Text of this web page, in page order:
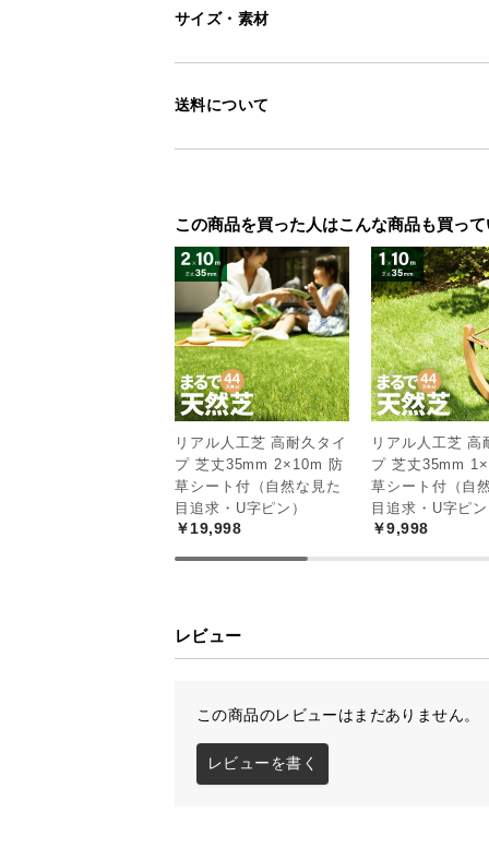
サイズ・素材
送料について
この商品を買った人はこんな商品も買っ
リアル人工芝 高耐久タイ
プ 芝丈35mm 2×10m 防
草シート付（自然な見た
目追求・U字ピン）
￥19,998
リアル人工芝 高
プ 芝丈35mm
草シート付（自
目追求・U字ピ
￥9,998
レビュー
この商品のレビューはまだありません。
レビューを書く